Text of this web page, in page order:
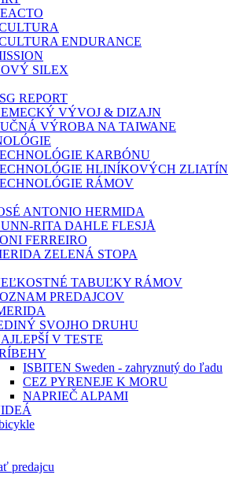
ENDURANCE
SILEX
REPORT
VÝVOJ & DIZAJN
VÝROBA NA TAIWANE
KARBÓNU
HLINÍKOVÝCH ZLIATÍN
RÁMOV
ANTONIO HERMIDA
RITA DAHLE FLESJÅ
FERREIRO
ZELENÁ STOPA
TABUĽKY RÁMOV
PREDAJCOV
SVOJHO DRUHU
V TESTE
ISBITEN Sweden - zahryznutý do ľadu
CEZ PYRENEJE K MORU
NAPRIEČ ALPAMI
predajcu